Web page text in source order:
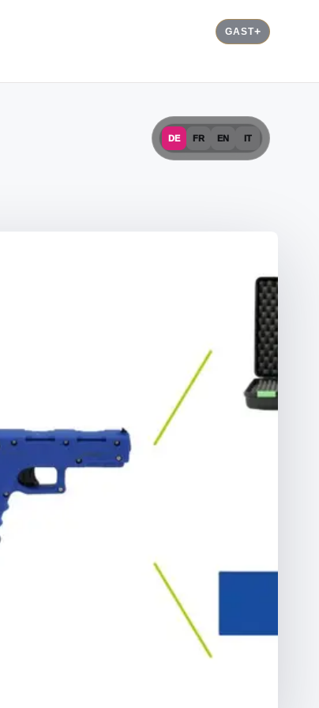
GAST
DE FR EN IT